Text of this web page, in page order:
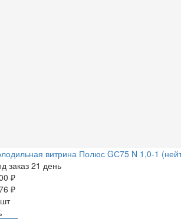
витрина Полюс GС75 N 1,0-1
заказ 21 день
₽
₽